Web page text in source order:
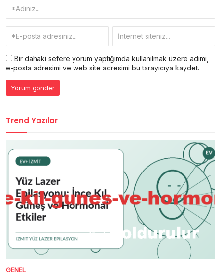
Bir dahaki sefere yorum yaptığımda kullanılmak üzere adımı,
e-posta adresimi ve web site adresimi bu tarayıcıya kaydet.
Trend Yazılar
GENEL